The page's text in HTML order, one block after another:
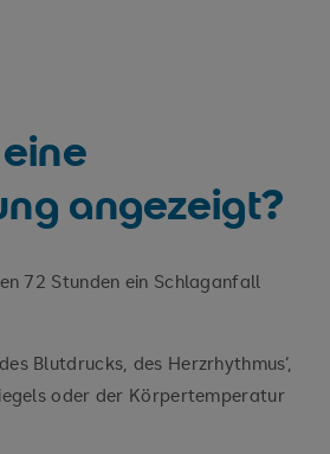
angezeigt?
72 Stunden ein Schlaganfall
Blutdrucks, des Herzrhythmus‘,
oder der Körpertemperatur